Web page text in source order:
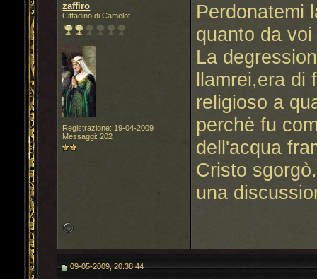
zaffiro
Cittadino di Camelot
Registrazione: 19-04-2009
Messaggi: 202
Perdonatemi
quanto da
La
llamrei,era di
religioso a
perchè fu
dell'acqua
Cristo
una
09-05-2009, 20.38.44